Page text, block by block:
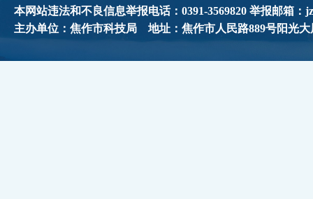
本网站违法和不良信息举报电话：0391-3569820 举报邮箱：
主办单位：焦作市科技局 地址：焦作市人民路889号阳光大